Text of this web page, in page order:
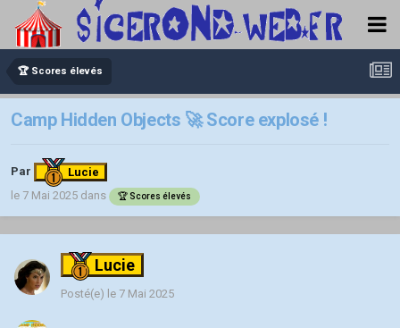
🏆 Scores élevés
Camp Hidden Objects 🚀 Score explosé !
Par
Lucie
le 7 Mai 2025 dans 🏆 Scores élevés
Lucie
Posté(e) le 7 Mai 2025